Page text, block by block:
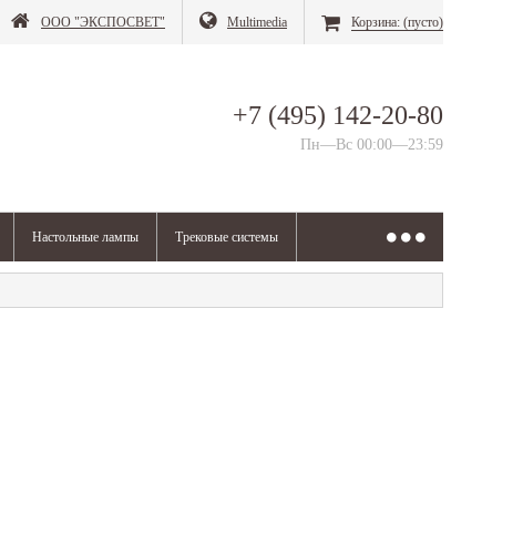
ООО "ЭКСПОСВЕТ" Multimedia Корзина: (пусто)
+7 (495) 142-20-80
Пн—Вс 00:00—23:59
Настольные лампы Трековые системы